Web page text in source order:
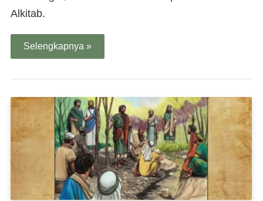
Alkitab.
Selengkapnya »